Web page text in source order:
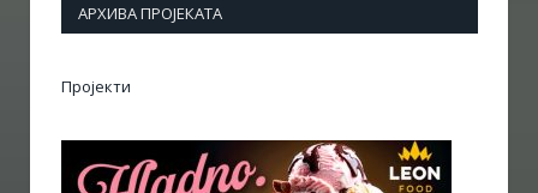
АРХИВА ПРОЈЕКАТА
Пројекти